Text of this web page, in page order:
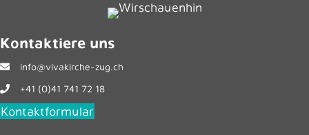
Kontaktiere uns
info@vivakirche-zug.ch
+41 (0)41 741 72 18
Kontaktformular